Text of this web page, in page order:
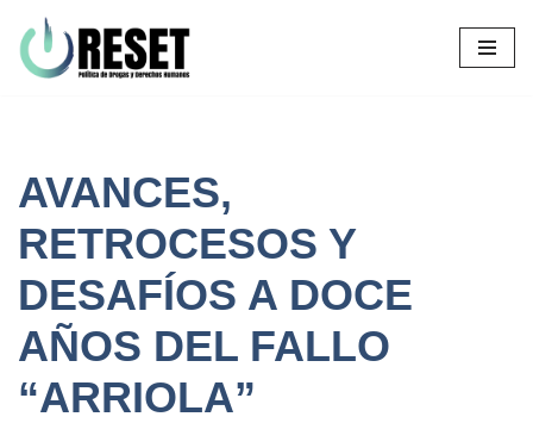
Ir
AVANCES,
RETROCESOS Y
DESAFÍOS A DOCE
AÑOS DEL FALLO
“ARRIOLA”